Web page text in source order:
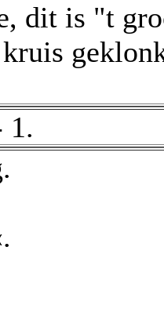
dit is "t
kruis
1.